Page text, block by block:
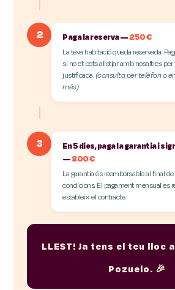
2 Paga la reserva —250 €
La teva habitació queda reservada.
si no et pots allotjar amb nosaltres
justificada.(consulta per telèfon o
més)
3
En 5 dies, paga la garantia i
—800 €
La garantia és reemborsable al final
condicions. El pagament mensual es
estableix el contracte.
LLEST! Ja tens el teu lloc
Pozuelo. 🎉